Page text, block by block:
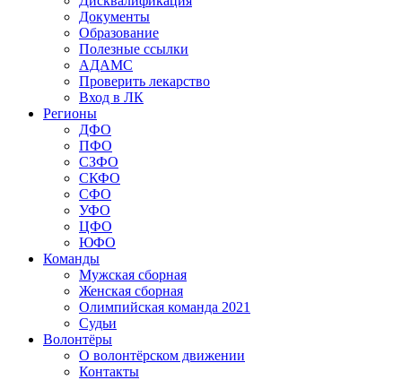
Документы
Образование
Полезные ссылки
АДАМС
Проверить лекарство
Вход в ЛК
Регионы
ДФО
ПФО
СЗФО
СКФО
СФО
УФО
ЦФО
ЮФО
Команды
Мужская сборная
Женская сборная
Олимпийская команда 2021
Судьи
Волонтёры
О волонтёрском движении
Контакты